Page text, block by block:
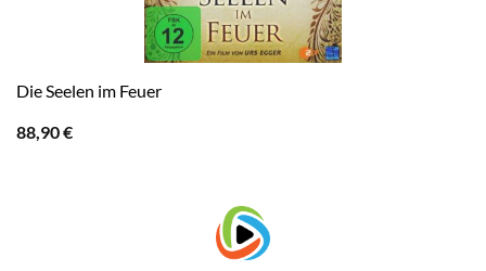
Die Seelen im Feuer
88,90€